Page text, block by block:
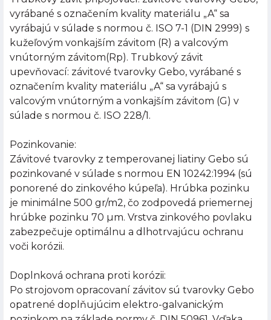
vyrábané s označením kvality materiálu „A“ sa
vyrábajú v súlade s normou č. ISO 7-1 (DIN 2999) s
kužeľovým vonkajším závitom (R) a valcovým
vnútorným závitom(Rp). Trubkový závit
upevňovací: závitové tvarovky Gebo, vyrábané s
označením kvality materiálu „A“ sa vyrábajú s
valcovým vnútorným a vonkajším závitom (G) v
súlade s normou č. ISO 228/1.
Pozinkovanie:
Závitové tvarovky z temperovanej liatiny Gebo sú
pozinkované v súlade s normou EN 10242:1994 (sú
ponorené do zinkového kúpeľa). Hrúbka pozinku
je minimálne 500 gr/m2, čo zodpovedá priemernej
hrúbke pozinku 70 µm. Vrstva zinkového povlaku
zabezpečuje optimálnu a dlhotrvajúcu ochranu
voči korózii.
Doplnková ochrana proti korózii:
Po strojovom opracovaní závitov sú tvarovky Gebo
opatrené doplňujúcim elektro-galvanickým